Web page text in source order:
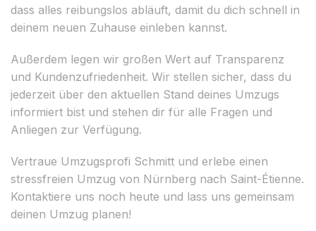
dass alles reibungslos abläuft, damit du dich schnell in
deinem neuen Zuhause einleben kannst.
Außerdem legen wir großen Wert auf Transparenz
und Kundenzufriedenheit. Wir stellen sicher, dass du
jederzeit über den aktuellen Stand deines Umzugs
informiert bist und stehen dir für alle Fragen und
Anliegen zur Verfügung.
Vertraue Umzugsprofi Schmitt und erlebe einen
stressfreien Umzug von Nürnberg nach Saint-Étienne.
Kontaktiere uns noch heute und lass uns gemeinsam
deinen Umzug planen!